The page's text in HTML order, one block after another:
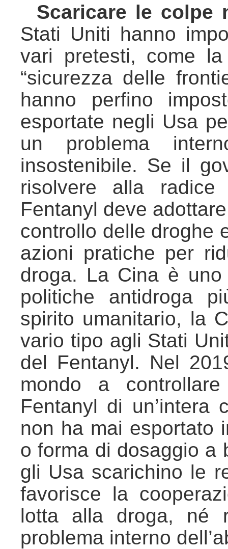
Scaricare le colpe
Stati Uniti hanno
vari pretesti, come la
“sicurezza delle
hanno perfino
esportate negli Usa
un problema
insostenibile. Se il
risolvere alla radice
Fentanyl deve
controllo delle droghe
azioni pratiche per
droga. La Cina è
politiche antidroga
spirito umanitario, la
vario tipo agli Stati
del Fentanyl. Nel
mondo a
Fentanyl di un’intera
non ha mai esportato
o forma di dosaggio a
gli Usa scarichino le
favorisce la
lotta alla droga, né
problema interno